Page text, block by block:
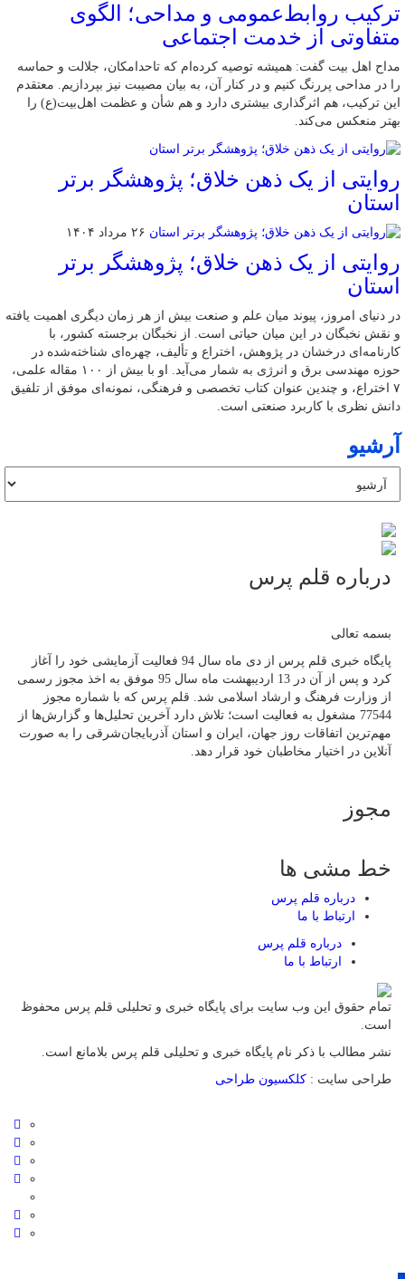
ترکیب روابط‌عمومی و مداحی؛ الگوی
متفاوتی از خدمت اجتماعی
مداح اهل بیت گفت: همیشه توصیه کرده‌ام که تاحدامکان، جلالت و حماسه
را در مداحی پررنگ کنیم و در کنار آن، به بیان مصیبت نیز بپردازیم. معتقدم
این ترکیب، هم اثرگذاری بیشتری دارد و هم شأن و عظمت اهل‌بیت(ع) را
بهتر منعکس می‌کند.
روایتی از یک ذهن خلاق؛ پژوهشگر برتر
استان
۲۶ مرداد ۱۴۰۴
روایتی از یک ذهن خلاق؛ پژوهشگر برتر
استان
در دنیای امروز، پیوند میان علم و صنعت بیش از هر زمان دیگری اهمیت یافته
و نقش نخبگان در این میان حیاتی است. از نخبگان برجسته کشور، با
کارنامه‌ای درخشان در پژوهش، اختراع و تألیف، چهره‌ای شناخته‌شده در
حوزه مهندسی برق و انرژی به شمار می‌آید. او با بیش از ۱۰۰ مقاله علمی،
۷ اختراع، و چندین عنوان کتاب تخصصی و فرهنگی، نمونه‌ای موفق از تلفیق
دانش نظری با کاربرد صنعتی است.
آرشیو
درباره قلم پرس
بسمه تعالی
پایگاه خبری قلم پرس از دی ماه سال 94 فعالیت آزمایشی خود را آغاز
کرد و پس از آن در 13 اردیبهشت ماه سال 95 موفق به اخذ مجوز رسمی
از وزارت فرهنگ و ارشاد اسلامی شد. قلم پرس که با شماره مجوز
77544 مشغول به فعالیت است؛ تلاش دارد آخرین تحلیل‌ها و گزارش‌ها از
مهم‌ترین اتفاقات روز جهان، ایران و استان آذربایجان‌شرقی را به صورت
آنلاین در اختیار مخاطبان خود قرار دهد.
مجوز
خط مشی ها
درباره قلم پرس
ارتباط با ما
درباره قلم پرس
ارتباط با ما
تمام حقوق این وب سایت برای پایگاه خبری و تحلیلی قلم پرس محفوظ
است.
نشر مطالب با ذکر نام پایگاه خبری و تحلیلی قلم پرس بلامانع است.
طراحی سایت : کلکسیون طراحی